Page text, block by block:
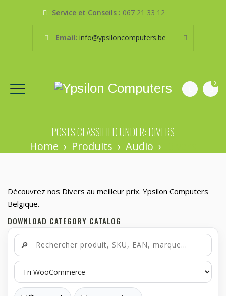
Service et Conseils : 067 21 33 12
Email: info@ypsiloncomputers.be
0
POSTS CLASSIFIED UNDER: DIVERS
Home › Produits › Audio ›
Découvrez nos Divers au meilleur prix. Ypsilon Computers
Belgique.
DOWNLOAD CATEGORY CATALOG
🔎